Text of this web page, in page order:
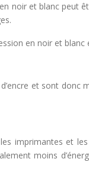
noir et blanc peut
en noir et
et sont donc
imprimantes et
moins